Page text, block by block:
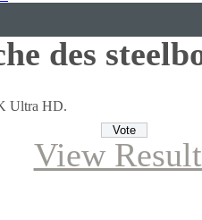
des
Ultra HD.
View